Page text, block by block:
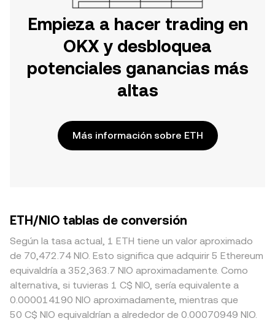
Empieza a hacer trading en
OKX y desbloquea
potenciales ganancias más
altas
Más información sobre ETH
ETH/NIO tablas de conversión
Según la tasa actual, 1 ETH tiene un valor aproximado
de 70,472.74 NIO. Esto significa que adquirir 5 Ethereum
equivaldría a 352,363.7 NIO aproximadamente. Como
alternativa, si tuvieras 1 C$ NIO, sería equivalente a
0.000014190 NIO aproximadamente, mientras que
50 C$ NIO equivaldrían a alrededor de 0.00070949 NIO.